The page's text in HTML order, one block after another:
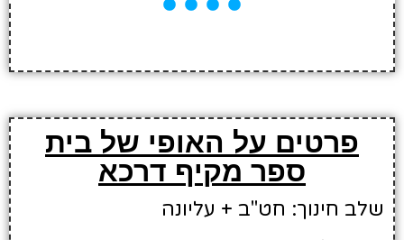
פרטים על האופי של בית
ספר מקיף דרכא
שלב חינוך: חט"ב + עליונה